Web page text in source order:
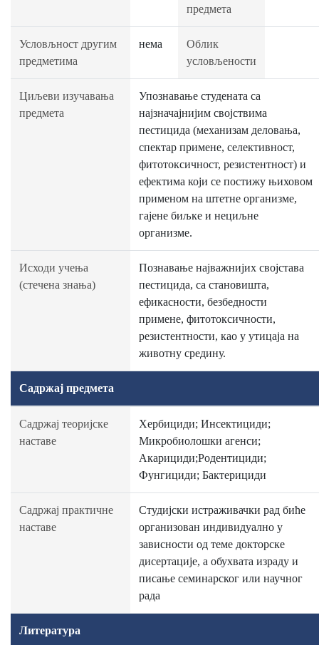
предмета
Условљност другим
предметима
нема
Облик
условљености
Циљеви изучавања
предмета
Упознавање студената са
најзначајнијим својствима
пестицида (механизам деловања,
спектар примене, селективност,
фитотоксичност, резистентност) и
ефектима који се постижу њиховом
применом на штетне организме,
гајене биљке и нециљне
организме.
Исходи учења
(стечена знања)
Познавање најважнијих својстава
пестицида, са становишта,
ефикасности, безбедности
примене, фитотоксичности,
резистентности, као у утицаја на
животну средину.
Садржај предмета
Садржај теоријске
наставе
Хербициди; Инсектициди;
Микробиолошки агенси;
Акарициди;Родентициди;
Фунгициди; Бактерициди
Садржај практичне
наставе
Студијски истраживачки рад биће
организован индивидуално у
зависности од теме докторске
дисертације, а обухвата израду и
писање семинарског или научног
рада
Литература